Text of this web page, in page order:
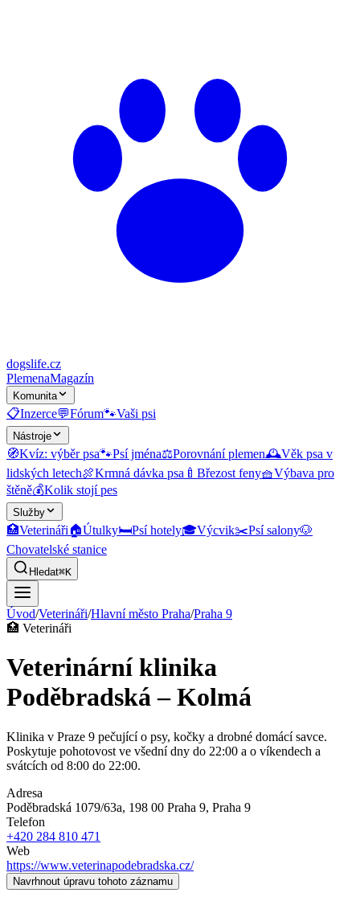
dogslife.cz
PlemenaMagazín
Komunita
📋Inzerce💬Fórum🐾Vaši psi
Nástroje
🧭Kvíz: výběr psa🐾Psí jména⚖️Porovnání plemen🕰️Věk psa v
lidských letech🍖Krmná dávka psa 🍼 Březost feny🧺Výbava pro
štěně💰Kolik stojí pes
Služby
🏥Veterináři🏠Útulky🛏️Psí hotely🎓Výcvik✂️Psí salony🐶
Chovatelské stanice
Hledat⌘K
Úvod/Veterináři/Hlavní město Praha/Praha 9
🏥 Veterináři
Veterinární klinika
Poděbradská – Kolmá
Klinika v Praze 9 pečující o psy, kočky a drobné domácí savce.
Poskytuje pohotovost ve všední dny do 22:00 a o víkendech a
svátcích od 8:00 do 22:00.
Adresa
Poděbradská 1079/63a, 198 00 Praha 9, Praha 9
Telefon
+420 284 810 471
Web
https://www.veterinapodebradska.cz/
Navrhnout úpravu tohoto záznamu